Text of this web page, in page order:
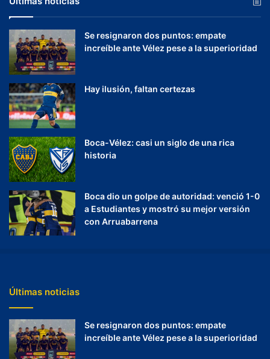
Se resignaron dos puntos: empate
increíble ante Vélez pese a la superioridad
Hay ilusión, faltan certezas
Boca-Vélez: casi un siglo de una rica
historia
Boca dio un golpe de autoridad: venció 1-0
a Estudiantes y mostró su mejor versión
con Arruabarrena
Últimas noticias
Se resignaron dos puntos: empate
increíble ante Vélez pese a la superioridad